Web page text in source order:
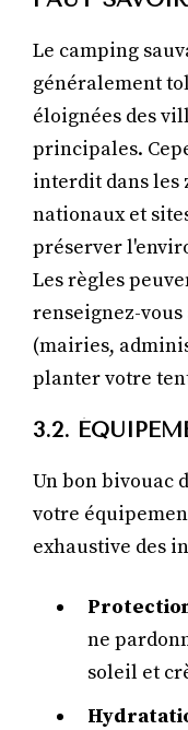
Le camping
généralement
éloignées des
principales.
interdit dans les
nationaux et
préserver
Les règles
renseignez-
(mairies,
planter votre
3.2.
Un bon bivouac
votre
exhaustive des
ne
soleil et